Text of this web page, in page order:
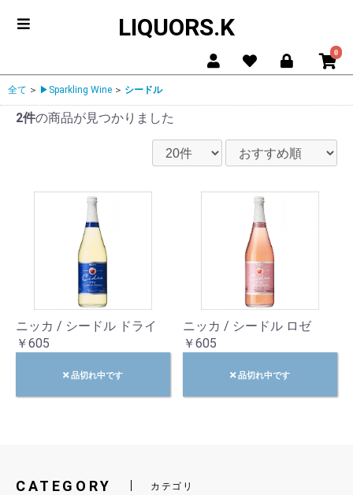
LIQUORS.K
0
全て ＞ ▶Sparkling Wine ＞ シードル
2件の商品が見つかりました
ニッカ / シードル ドライ
￥605
品切れ中です
ニッカ / シードル ロゼ
￥605
品切れ中です
CATEGORY カテゴリ